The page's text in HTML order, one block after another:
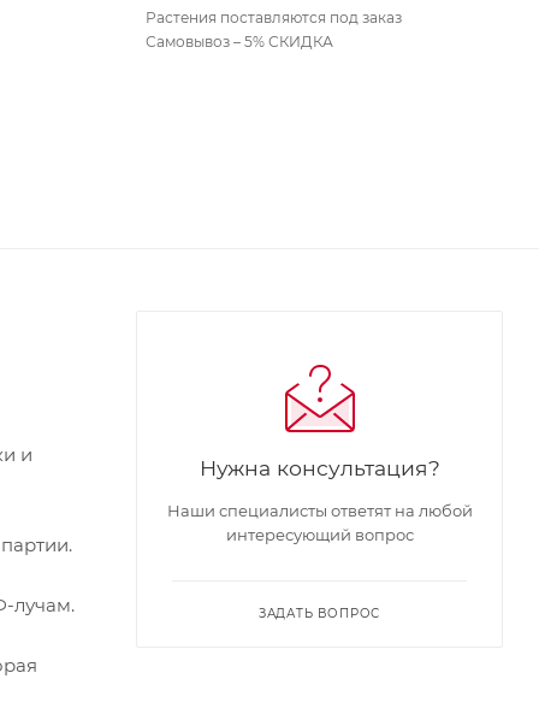
Растения поставляются под заказ
Самовывоз – 5% СКИДКА
и
лучам.
Нужна консультация?
Наши специалисты ответят на любой
интересующий вопрос
ЗАДАТЬ ВОПРОС